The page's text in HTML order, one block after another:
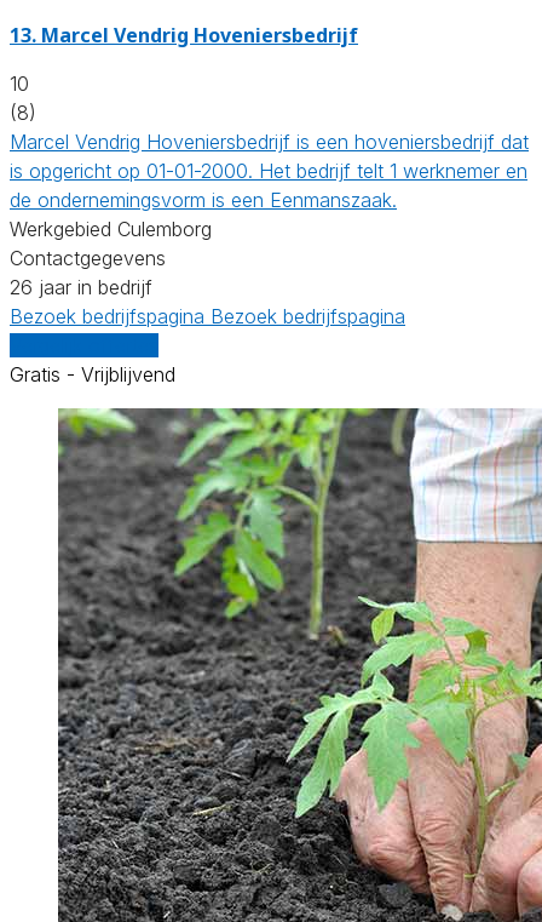
13. Marcel Vendrig Hoveniersbedrijf
10
(8)
Marcel Vendrig Hoveniersbedrijf is een hoveniersbedrijf dat
is opgericht op 01-01-2000. Het bedrijf telt 1 werknemer en
de ondernemingsvorm is een Eenmanszaak.
Werkgebied Culemborg
Contactgegevens
26 jaar in bedrijf
Bezoek bedrijfspagina Bezoek bedrijfspagina
Gratis - Vrijblijvend